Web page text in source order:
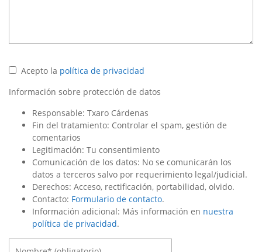
Acepto la política de privacidad
Información sobre protección de datos
Responsable: Txaro Cárdenas
Fin del tratamiento: Controlar el spam, gestión de
comentarios
Legitimación: Tu consentimiento
Comunicación de los datos: No se comunicarán los
datos a terceros salvo por requerimiento legal/judicial.
Derechos: Acceso, rectificación, portabilidad, olvido.
Contacto: Formulario de contacto.
Información adicional: Más información en nuestra
política de privacidad.